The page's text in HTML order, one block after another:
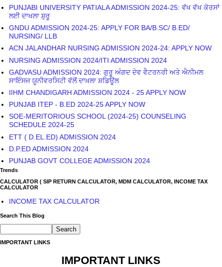
PUNJABI UNIVERSITY PATIALA ADMISSION 2024-25: ਵੱਖ ਵੱਖ ਕੋਰਸਾਂ
ਲਈ ਦਾਖਲਾ ਸ਼ੁਰੂ
GNDU ADMISSION 2024-25: APPLY FOR BA/B.SC/ B.ED/
NURSING/ LLB
ACN JALANDHAR NURSING ADMISSION 2024-24: APPLY NOW
NURSING ADMISSION 2024/ITI ADMISSION 2024
GADVASU ADMISSION 2024: ਗੁਰੂ ਅੰਗਦ ਦੇਵ ਵੈਟਰਨਰੀ ਅਤੇ ਐਨੀਮਲ
ਸਾਇੰਸਜ ਯੂਨੀਵਰਸਿਟੀ ਵੱਲੋਂ ਦਾਖ਼ਲਾ ਸ਼ਡਿਊਲ
IIHM CHANDIGARH ADMISSION 2024 - 25 APPLY NOW
PUNJAB ITEP - B.ED 2024-25 APPLY NOW
SOE-MERITORIOUS SCHOOL (2024-25) COUNSELING
SCHEDULE 2024-25
ETT ( D.EL.ED) ADMISSION 2024
D.P.ED ADMISSION 2024
PUNJAB GOVT COLLEGE ADMISSION 2024
Trends
CALCULATOR ( SIP RETURN CALCULATOR, MDM CALCULATOR, INCOME TAX
CALCULATOR
INCOME TAX CALCULATOR
Search This Blog
IMPORTANT LINKS
IMPORTANT LINKS